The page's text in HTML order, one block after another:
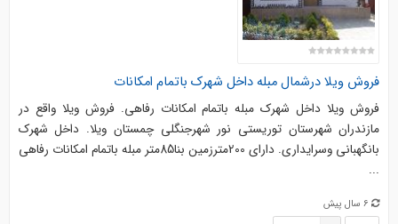
فروش ویلا درشمال مبله داخل شهرک باتمام امکانات
فروش ویلا داخل شهرک مبله باتمام امکانات رفاهی. فروش ويلا واقع در
مازندران شهرستان توریستی نور شهرجنگلی چمستان ویلا. داخل شهرک
بانگهبانی وسرایداری. دارای 200مترزمین بنا85متر مبله باتمام امکانات رفاهی
...
6 سال پیش